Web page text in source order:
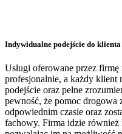
Indywidualne podejście do klienta
Usługi oferowane przez
profesjonalnie, a każdy
podejście oraz pełne
pewność, że pomoc drogowa
odpowiednim czasie oraz
fachowy. Firma idzie